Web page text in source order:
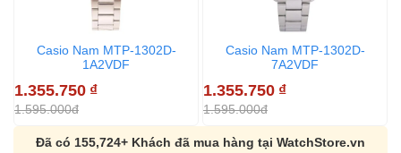
Casio Nam MTP-1302D-
1A2VDF
1.355.750 ₫
1.595.000đ
Casio Nam MTP-1302D-
7A2VDF
1.355.750 ₫
1.595.000đ
Đã có 155,724+ Khách đã mua hàng tại WatchStore.vn